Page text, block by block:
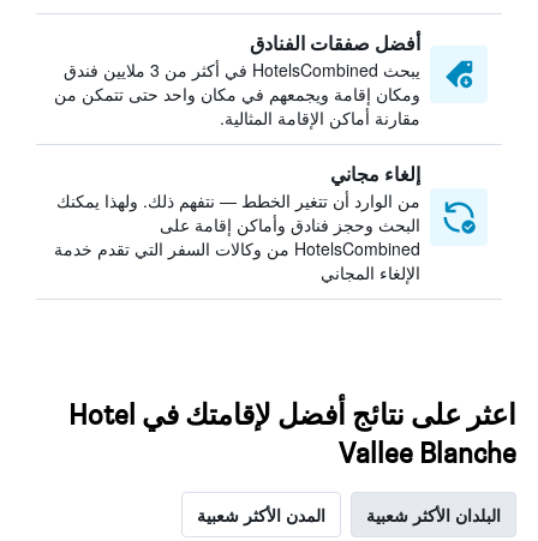
أفضل صفقات الفنادق
يبحث HotelsCombined في أكثر من 3 ملايين فندق
ومكان إقامة ويجمعهم في مكان واحد حتى تتمكن من
مقارنة أماكن الإقامة المثالية.
إلغاء مجاني
من الوارد أن تتغير الخطط — نتفهم ذلك. ولهذا يمكنك
البحث وحجز فنادق وأماكن إقامة على
HotelsCombined من وكالات السفر التي تقدم خدمة
الإلغاء المجاني
اعثر على نتائج أفضل لإقامتك في Hotel
Vallee Blanche
البلدان الأكثر شعبية المدن الأكثر شعبية